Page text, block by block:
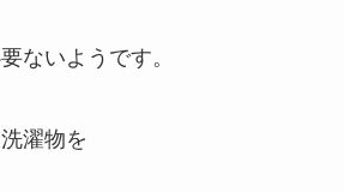
ないようです。
濯物を